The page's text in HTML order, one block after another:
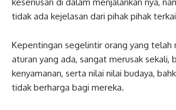
tidak ada kejelasan dari pihak pihak
Kepentingan segelintir orang yang telah
aturan yang ada, sangat merusak sekali,
kenyamanan, serta nilai nilai budaya,
tidak berharga bagi mereka.